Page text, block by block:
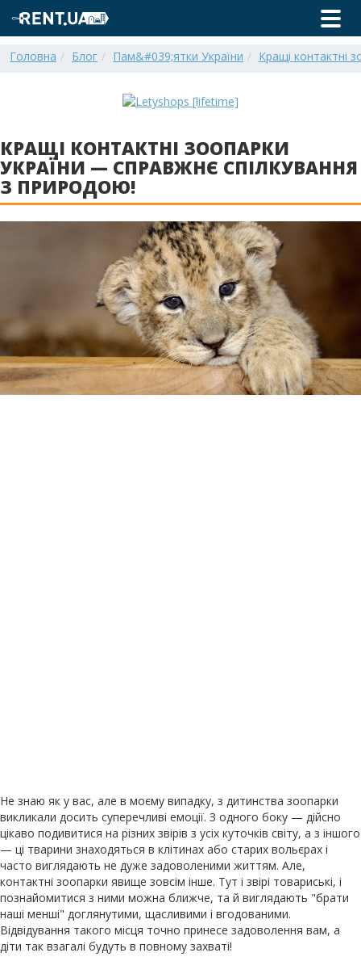
Головна Блог Пам&#039;ятки України Кращі контактні
КРАЩІ КОНТАКТНІ ЗООПАРКИ
УКРАЇНИ — СПРАВЖНЄ СПІЛКУВАННЯ
З ПРИРОДОЮ!
Не знаю як у вас, але в моєму випадку, з дитинства зоопарки
викликали досить суперечливі емоції. З одного боку — дійсно
цікаво подивитися на різних звірів з усіх куточків світу, а з іншого
— ці тварини знаходяться в клітинах або старих вольєрах і
часто виглядають не дуже задоволеними життям. Але,
контактні зоопарки явище зовсім інше. Тут і звірі товариські, і
познайомитися з ними можна ближче, та й виглядають "брати
наші менші" доглянутими, щасливими і вгодованими.
Відвідування такого місця точно принесе задоволення вам, а
діти так взагалі будуть в повному захваті!